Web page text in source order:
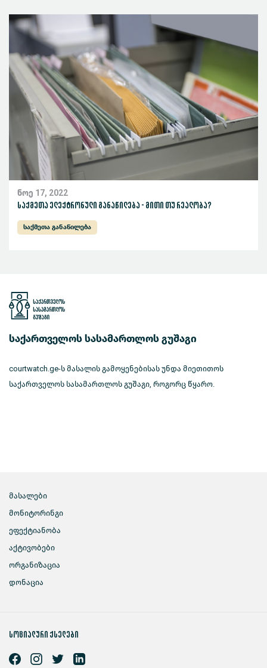
ნოე 17, 2022
საქმეთა ელექტრონული განაწილება - მითი თუ რეალობა?
საქმეთა განაწილება
საქართველოს სასამართლოს გუშაგი
courtwatch.ge-ს მასალის გამოყენებისას უნდა მიეთითოს
საქართველოს სასამართლოს გუშაგი, როგორც წყარო.
მასალები
მონიტორინგი
ეფექტიანობა
აქტივობები
ორგანიზაცია
დონაცია
სოციალური ქსელები